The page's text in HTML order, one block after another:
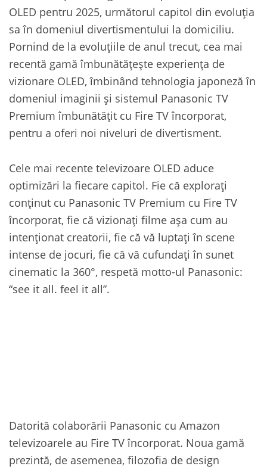
OLED pentru 2025, următorul capitol din evoluția
sa în domeniul divertismentului la domiciliu.
Pornind de la evoluțiile de anul trecut, cea mai
recentă gamă îmbunătățește experiența de
vizionare OLED, îmbinând tehnologia japoneză în
domeniul imaginii și sistemul Panasonic TV
Premium îmbunătățit cu Fire TV încorporat,
pentru a oferi noi niveluri de divertisment.
Cele mai recente televizoare OLED aduce
optimizări la fiecare capitol. Fie că explorați
conținut cu Panasonic TV Premium cu Fire TV
încorporat, fie că vizionați filme așa cum au
intenționat creatorii, fie că vă luptați în scene
intense de jocuri, fie că vă cufundați în sunet
cinematic la 360°, respetă motto-ul Panasonic:
“see it all. feel it all”.
Datorită colaborării Panasonic cu Amazon
televizoarele au Fire TV încorporat. Noua gamă
prezintă, de asemenea, filozofia de design